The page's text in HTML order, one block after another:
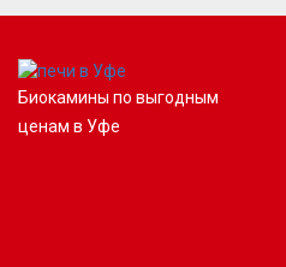
Биокамины по выгодным
ценам в Уфе